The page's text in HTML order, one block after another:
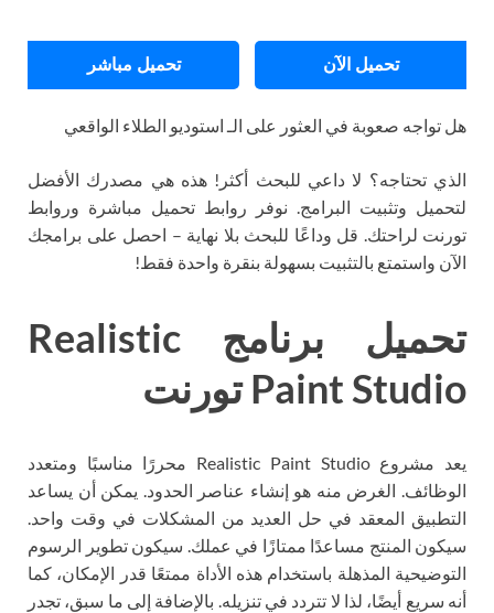
تحميل الآن تحميل مباشر
هل تواجه صعوبة في العثور على الـ استوديو الطلاء الواقعي
الذي تحتاجه؟ لا داعي للبحث أكثر! هذه هي مصدرك الأفضل
لتحميل وتثبيت البرامج. نوفر روابط تحميل مباشرة وروابط
تورنت لراحتك. قل وداعًا للبحث بلا نهاية – احصل على برامجك
الآن واستمتع بالتثبيت بسهولة بنقرة واحدة فقط!
تحميل برنامج Realistic
Paint Studio تورنت
يعد مشروع Realistic Paint Studio محررًا مناسبًا ومتعدد
الوظائف. الغرض منه هو إنشاء عناصر الحدود. يمكن أن يساعد
التطبيق المعقد في حل العديد من المشكلات في وقت واحد.
سيكون المنتج مساعدًا ممتازًا في عملك. سيكون تطوير الرسوم
التوضيحية المذهلة باستخدام هذه الأداة ممتعًا قدر الإمكان، كما
أنه سريع أيضًا، لذا لا تتردد في تنزيله. بالإضافة إلى ما سبق، تجدر